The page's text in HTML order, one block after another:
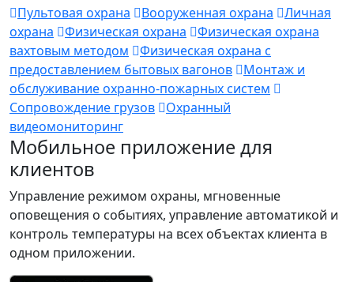
Пультовая охрана Вооруженная охрана
Личная
охрана
Физическая охрана
Физическая охрана
вахтовым методом
Физическая охрана с
предоставлением бытовых вагонов
Монтаж и
обслуживание охранно-пожарных систем
Сопровождение грузов
Охранный
видеомониторинг
Мобильное приложение для
клиентов
Управление режимом охраны, мгновенные
оповещения о событиях, управление автоматикой и
контроль температуры на всех объектах клиента в
одном приложении.